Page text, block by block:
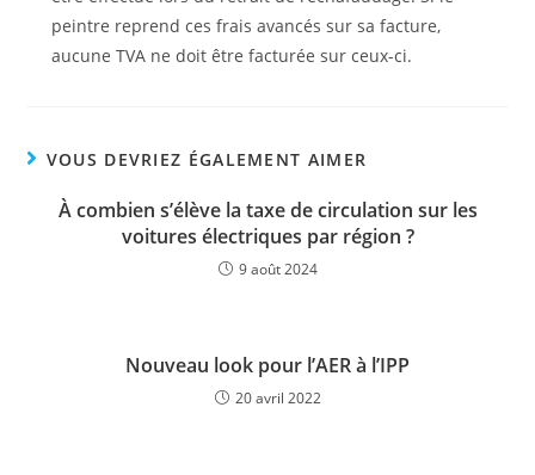
peintre reprend ces frais avancés sur sa facture,
aucune TVA ne doit être facturée sur ceux-ci.
VOUS DEVRIEZ ÉGALEMENT AIMER
À combien s’élève la taxe de circulation sur les
voitures électriques par région ?
9 août 2024
Nouveau look pour l’AER à l’IPP
20 avril 2022